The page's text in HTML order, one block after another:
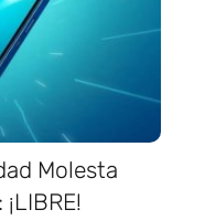
Molesta